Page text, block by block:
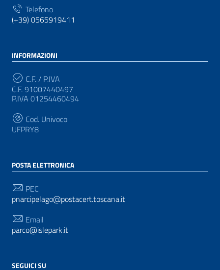
Telefono
(+39) 0565919411
INFORMAZIONI
C.F. / P.IVA
C.F. 91007440497
P.IVA 01254460494
Cod. Univoco
UFPRY8
POSTA ELETTRONICA
PEC
pnarcipelago@postacert.toscana.it
Email
parco@islepark.it
SEGUICI SU